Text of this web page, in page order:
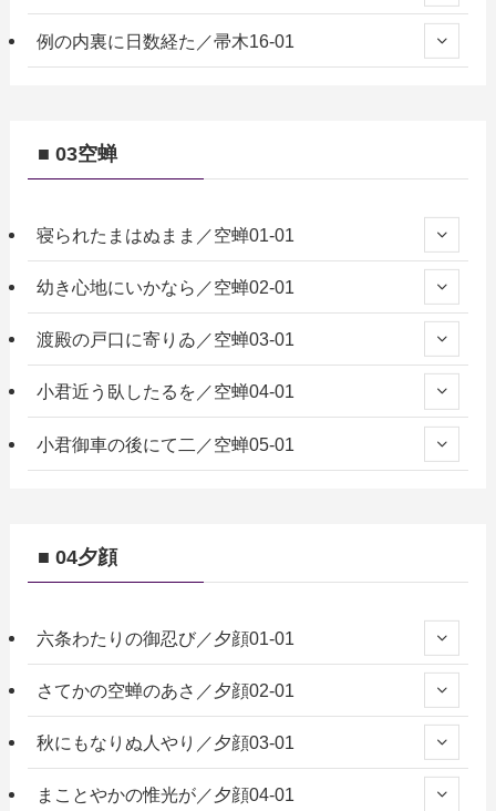
例の内裏に日数経た／帚木16-01
■ 03空蝉
寝られたまはぬまま／空蝉01-01
幼き心地にいかなら／空蝉02-01
渡殿の戸口に寄りゐ／空蝉03-01
小君近う臥したるを／空蝉04-01
小君御車の後にて二／空蝉05-01
■ 04夕顔
六条わたりの御忍び／夕顔01-01
さてかの空蝉のあさ／夕顔02-01
秋にもなりぬ人やり／夕顔03-01
まことやかの惟光が／夕顔04-01